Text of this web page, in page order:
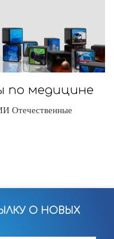
по медицине
О НОВЫХ